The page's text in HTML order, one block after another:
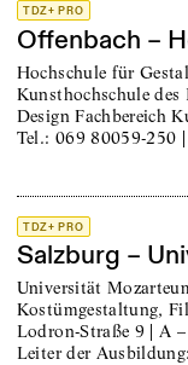
TDZ+ PRO
Offenbach –
Hochschule für
Kunsthochschule
Design Fachbereich
Tel.: 069 80059-250
TDZ+ PRO
Salzburg –
Universität
Kostümgestaltung,
Lodron-Straße 9 | A
Leiter der